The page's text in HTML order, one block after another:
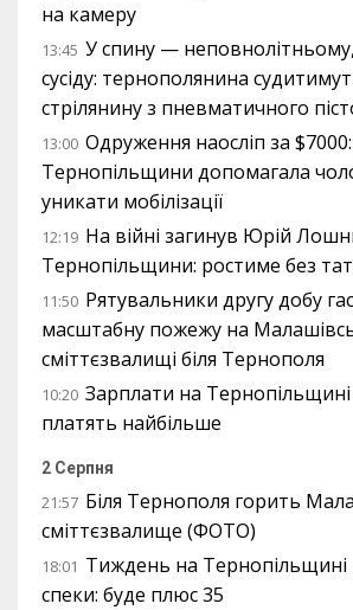
на камеру
13:45 У спину —
сусіду: тернополянина
стрілянину з пневматичного
13:00 Одруження наосліп за
Тернопільщини допомагала
уникати мобілізації
12:19 На війні загинув Юрій
Тернопільщини: ростиме без
11:50 Рятувальники другу добу
масштабну пожежу на
сміттєзвалищі біля Тернополя
10:20 Зарплати на Тернопільщині
платять найбільше
2 Серпня
21:57 Біля Тернополя горить
сміттєзвалище (ФОТО)
18:01 Тиждень на Тернопільщині
спеки: буде плюс 35